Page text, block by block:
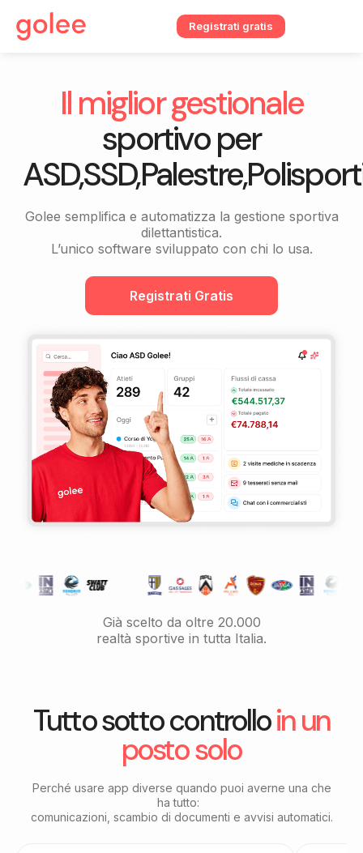
Registrati gratis
Il miglior gestionale
sportivo per
Golee semplifica e automatizza la gestione sportiva
dilettantistica.
L’unico software sviluppato con chi lo usa.
Registrati Gratis
Già scelto da oltre 20.000
realtà sportive in tutta Italia.
Tutto sotto controlloin un
posto solo
Perché usare app diverse quando puoi averne una che
ha tutto:
comunicazioni, scambio di documenti e avvisi automatici.